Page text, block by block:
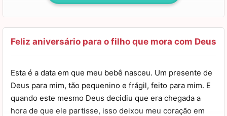
Saiba que hoje eu estarei pensando ainda mais em você,
e enviando todo o meu amor e sentimentos bons, espero
que você possa sentir. Feliz aniversário com muitas
saudades, meu filho querido.
Feliz aniversário para o filho que mora com Deus
Esta é a data em que meu bebê nasceu. Um presente de
Deus para mim, tão pequenino e frágil, feito para mim. E
quando este mesmo Deus decidiu que era chegada a
hora de que ele partisse, isso deixou meu coração em